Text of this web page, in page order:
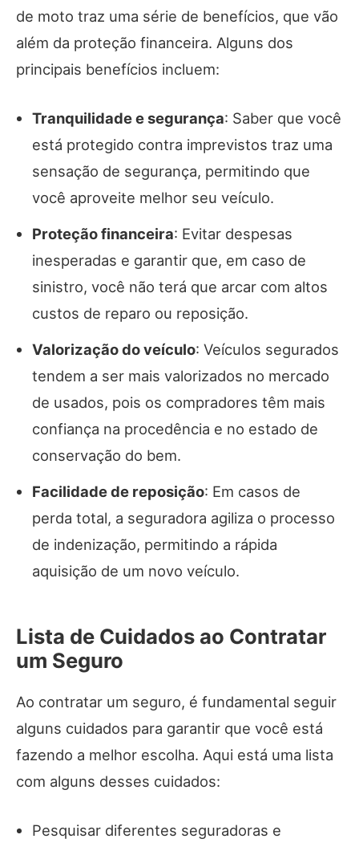
de moto traz uma série de benefícios, que vão
além da proteção financeira. Alguns dos
principais benefícios incluem:
Tranquilidade e segurança: Saber que você
está protegido contra imprevistos traz uma
sensação de segurança, permitindo que
você aproveite melhor seu veículo.
Proteção financeira: Evitar despesas
inesperadas e garantir que, em caso de
sinistro, você não terá que arcar com altos
custos de reparo ou reposição.
Valorização do veículo: Veículos segurados
tendem a ser mais valorizados no mercado
de usados, pois os compradores têm mais
confiança na procedência e no estado de
conservação do bem.
Facilidade de reposição: Em casos de
perda total, a seguradora agiliza o processo
de indenização, permitindo a rápida
aquisição de um novo veículo.
Lista de Cuidados ao Contratar
um Seguro
Ao contratar um seguro, é fundamental seguir
alguns cuidados para garantir que você está
fazendo a melhor escolha. Aqui está uma lista
com alguns desses cuidados:
Pesquisar diferentes seguradoras e